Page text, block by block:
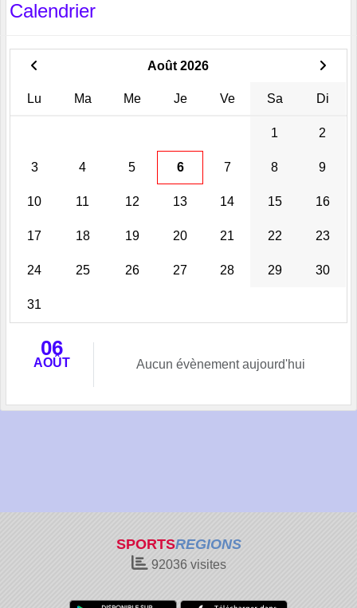
Calendrier
Août 2026
Lu Ma Me Je Ve Sa Di
1 2
3 4 5 6 7 8 9
10 11 12 13 14 15 16
17 18 19 20 21 22 23
24 25 26 27 28 29 30
31
06
AOÛT Aucun évènement aujourd'hui
SPORTSREGIONS
92036visites